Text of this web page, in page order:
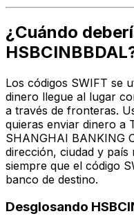
¿Cuándo
Los códigos SWIFT se
dinero llegue al lugar
a través de fronteras.
quieras enviar dinero a
SHANGHAI BANKING
dirección, ciudad y país
siempre que el código
banco de destino.
Desglosando